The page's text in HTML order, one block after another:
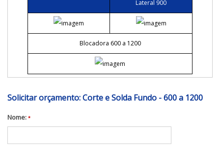
Lateral 900
Blocadora 600 a 1200
Solicitar orçamento: Corte e Solda Fundo - 600 a 1200
Nome: *